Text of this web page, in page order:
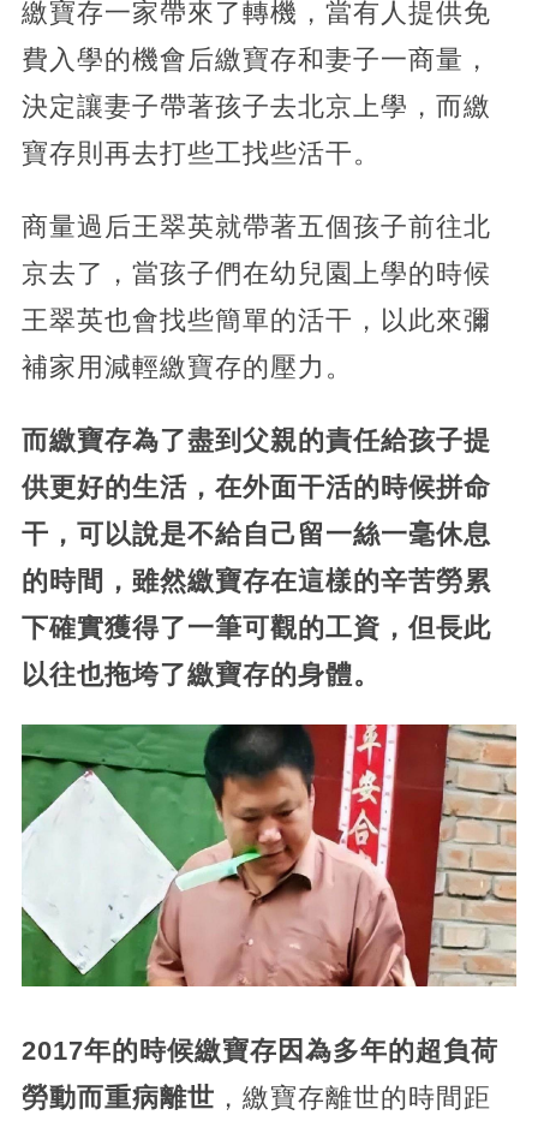
繳寶存一家帶來了轉機，當有人提供免
費入學的機會后繳寶存和妻子一商量，
決定讓妻子帶著孩子去北京上學，而繳
寶存則再去打些工找些活干。
商量過后王翠英就帶著五個孩子前往北
京去了，當孩子們在幼兒園上學的時候
王翠英也會找些簡單的活干，以此來彌
補家用減輕繳寶存的壓力。
而繳寶存為了盡到父親的責任給孩子提
供更好的生活，在外面干活的時候拼命
干，可以說是不給自己留一絲一毫休息
的時間，雖然繳寶存在這樣的辛苦勞累
下確實獲得了一筆可觀的工資，但長此
以往也拖垮了繳寶存的身體。
2017年的時候繳寶存因為多年的超負荷
勞動而重病離世 ，繳寶存離世的時間距